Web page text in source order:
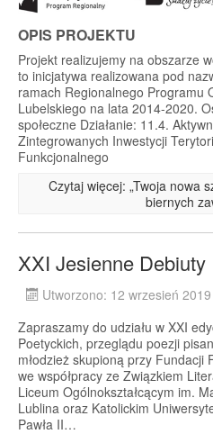
OPIS PROJEKTU
Projekt realizujemy na obszarze
to inicjatywa realizowana pod
ramach Regionalnego Programu
Lubelskiego na lata 2014-2020.
społeczne Działanie: 11.4.
Zintegrowanych Inwestycji
Funkcjonalnego
Czytaj więcej: „Twoja nowa
biernych
XXI Jesienne
Utworzono: 12 wrzesień 2019
Zapraszamy do udziału w XXI
Poetyckich, przeglądu poezji
młodzież skupioną przy Fundacji
we współpracy ze Związkiem
Liceum Ogólnokształcącym im.
Lublina oraz Katolickim
Pawła II…